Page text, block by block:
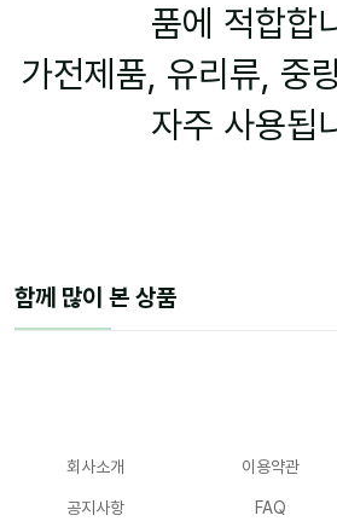
품에 적합합
가전제품, 유리류, 중
자주 사용됩
함께 많이 본 상품
회사소개 이용약관
공지사항 FAQ